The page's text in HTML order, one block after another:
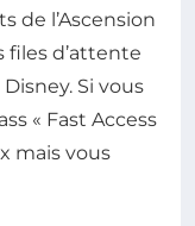
de l’Ascension
files d’attente
Si vous
« Fast Access
mais vous